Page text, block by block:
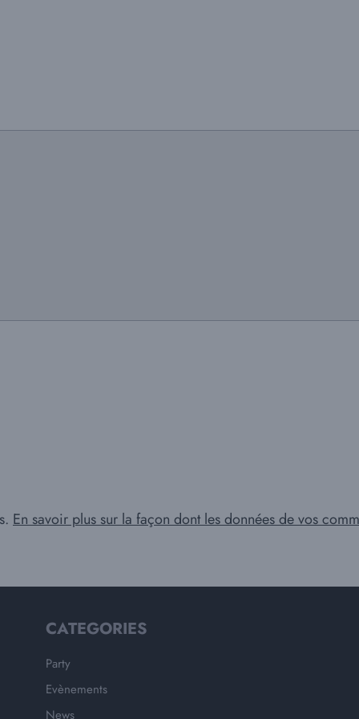
En savoir plus sur la façon dont les données de vos
CATEGORIES
Party
Evènements
News